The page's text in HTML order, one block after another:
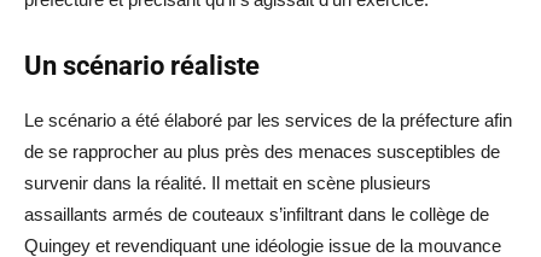
Un scénario réaliste
Le scénario a été élaboré par les services de la préfecture afin
de se rapprocher au plus près des menaces susceptibles de
survenir dans la réalité. Il mettait en scène plusieurs
assaillants armés de couteaux s’infiltrant dans le collège de
Quingey et revendiquant une idéologie issue de la mouvance